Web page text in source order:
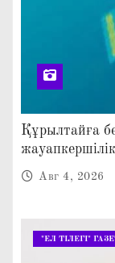
Құрылтайға
жауапкершілік
Авг 4, 2026
"ЕЛ ТІЛЕГІ"